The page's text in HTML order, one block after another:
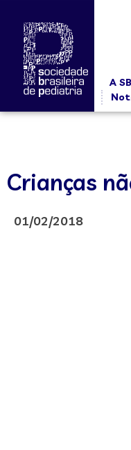
A
Crianças
01/02/2018